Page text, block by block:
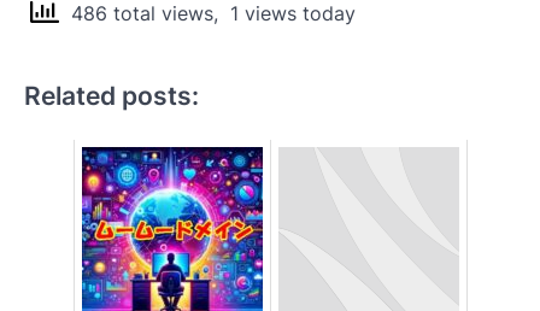
486 total views, 1 views today
Related posts: